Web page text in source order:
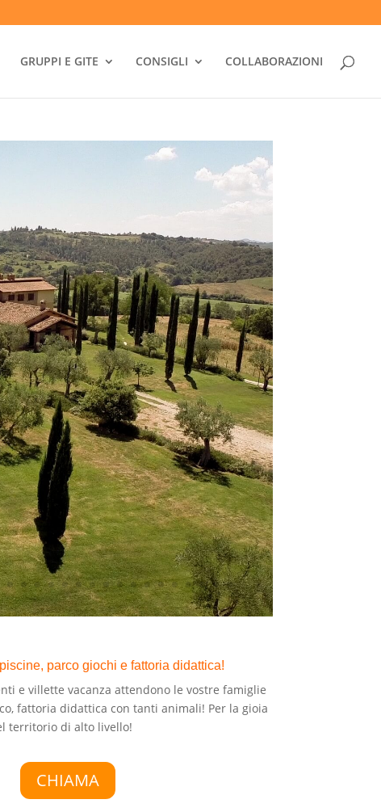
GRUPPI E GITE CONSIGLI COLLABORAZIONI
parco giochi e fattoria didattica!
e villette vacanza attendono le vostre famiglie
fattoria didattica con tanti animali! Per la gioia
territorio di alto livello!
CHIAMA